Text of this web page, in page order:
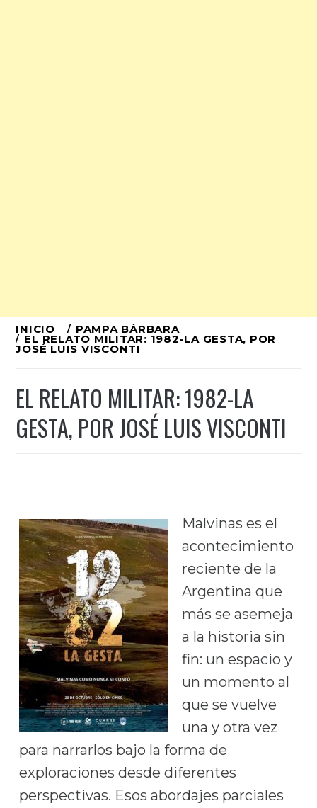
Ir
al
INICIO PAMPA BÁRBARA
EL RELATO MILITAR: 1982-LA GESTA, POR
JOSÉ LUIS VISCONTI
EL RELATO MILITAR: 1982-LA
GESTA, POR JOSÉ LUIS VISCONTI
Malvinas es el
acontecimiento
reciente de la
Argentina que
más se asemeja
a la historia sin
fin: un espacio y
un momento al
que se vuelve
una y otra vez
para narrarlos bajo la forma de
exploraciones desde diferentes
perspectivas. Esos abordajes parciales